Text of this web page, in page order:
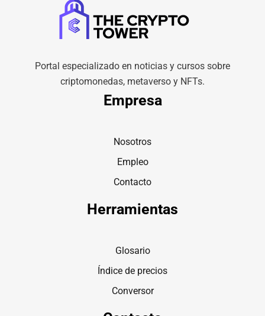
Portal especializado en noticias y cursos sobre
criptomonedas, metaverso y NFTs.
Empresa
Nosotros
Empleo
Contacto
Herramientas
Glosario
Índice de precios
Conversor